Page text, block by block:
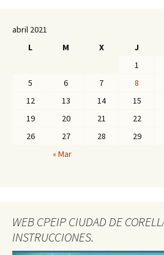
abril 2021
L
M X J
1
5
6 7 8
12
13 14 15
19
20 21 22
26
27 28 29
« Mar
WEB CPEIP CIUDAD DE
INSTRUCCIONES.